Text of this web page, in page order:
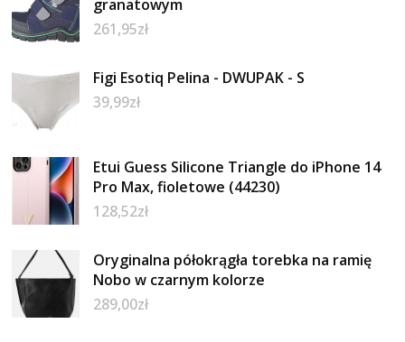
granatowym
261,95zł
Figi Esotiq Pelina - DWUPAK - S
39,99zł
Etui Guess Silicone Triangle do iPhone 14
Pro Max, fioletowe (44230)
128,52zł
Oryginalna półokrągła torebka na ramię
Nobo w czarnym kolorze
289,00zł